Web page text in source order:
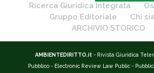
Ricerca Giuridica Integrata
Gruppo Editoriale
Chi
ARCHIVIO STORICO
AMBIENTEDIRITTO.it - Rivista Giuridica
Pubblico - Electronic Review Law Public -